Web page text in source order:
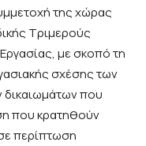
της χώρας
Τριμερούς
με σκοπό τη
σχέσης των
δικαιωμάτων που
που κρατηθούν
περίπτωση